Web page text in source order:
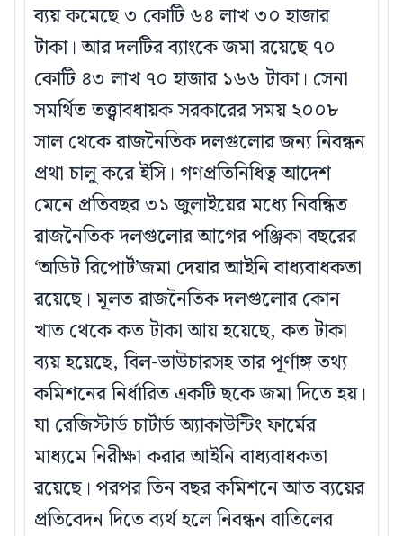
ব্যয় কমেছে ৩ কোটি ৬৪ লাখ ৩০ হাজার
টাকা। আর দলটির ব্যাংকে জমা রয়েছে ৭০
কোটি ৪৩ লাখ ৭০ হাজার ১৬৬ টাকা। সেনা
সমর্থিত তত্ত্বাবধায়ক সরকারের সময় ২০০৮
সাল থেকে রাজনৈতিক দলগুলোর জন্য নিবন্ধন
প্রথা চালু করে ইসি। গণপ্রতিনিধিত্ব আদেশ
মেনে প্রতিবছর ৩১ জুলাইয়ের মধ্যে নিবন্ধিত
রাজনৈতিক দলগুলোর আগের পঞ্জিকা বছরের
‘অডিট রিপোর্ট’জমা দেয়ার আইনি বাধ্যবাধকতা
রয়েছে। মূলত রাজনৈতিক দলগুলোর কোন
খাত থেকে কত টাকা আয় হয়েছে, কত টাকা
ব্যয় হয়েছে, বিল-ভাউচারসহ তার পূর্ণাঙ্গ তথ্য
কমিশনের নির্ধারিত একটি ছকে জমা দিতে হয়।
যা রেজিস্টার্ড চার্টার্ড অ্যাকাউন্টিং ফার্মের
মাধ্যমে নিরীক্ষা করার আইনি বাধ্যবাধকতা
রয়েছে। পরপর তিন বছর কমিশনে আত ব্যয়ের
প্রতিবেদন দিতে ব্যর্থ হলে নিবন্ধন বাতিলের